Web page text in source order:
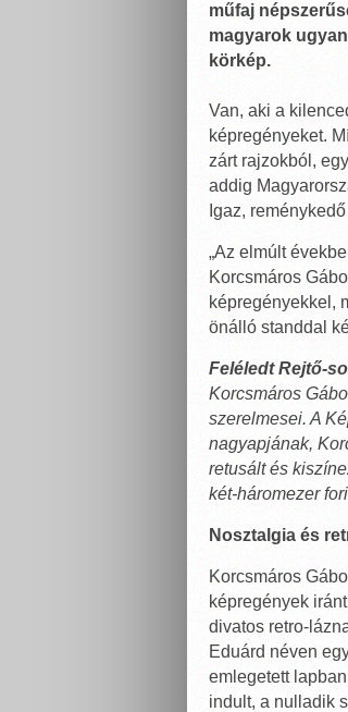
műfaj
magyarok
körkép.
Van, aki a
képregényeket.
zárt rajzokból,
addig
Igaz,
„Az elmúlt
Korcsmáros
képregényekkel,
önálló standdal
Feléledt Rejtő-
Korcsmáros
szerelmesei. A
nagyapjának,
retusált és
két-háromezer
Nosztalgia és
Korcsmáros
képregények
divatos retro-
Eduárd néven
emlegetett
indult, a nulladik